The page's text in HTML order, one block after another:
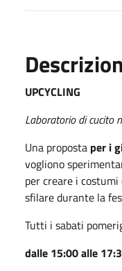
UPCYCLING
Laboratorio di cucito
Una proposta per i
vogliono
per creare i
sfilare durante la
Tutti i sabati
dalle 15:00 alle